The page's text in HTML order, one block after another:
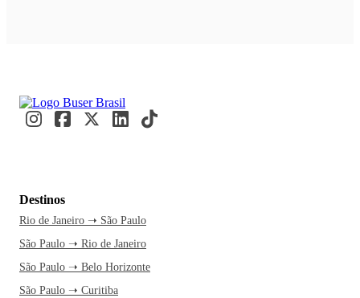
Destinos
Rio de Janeiro ➝ São Paulo
São Paulo ➝ Rio de Janeiro
São Paulo ➝ Belo Horizonte
São Paulo ➝ Curitiba